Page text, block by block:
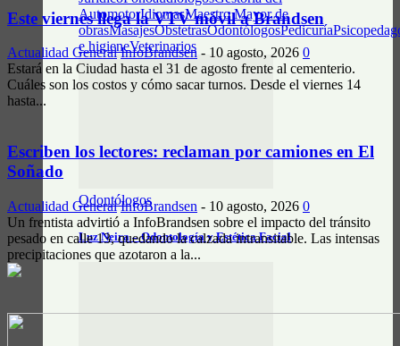
AutomotorIdiomasMaestro Mayor de
obrasMasajesObstetrasOdontólogosPedicuría
e higieneVeterinarios
Odontólogos
Luz Neira – Odontología y Estética Facial
Este viernes llega la VTV móvil a Brandsen
Actualidad General InfoBrandsen - 10 agosto, 2026 0
Estará en la Ciudad hasta el 31 de agosto frente al cementerio.
Cuáles son los costos y cómo sacar turnos. Desde el viernes 14
hasta...
Escriben los lectores: reclaman por camiones en El
Soñado
Actualidad General InfoBrandsen - 10 agosto, 2026 0
Un frentista advirtió a InfoBrandsen sobre el impacto del tránsito
pesado en calle 13, quedando la calzada intransitable. Las intensas
precipitaciones que azotaron a la...